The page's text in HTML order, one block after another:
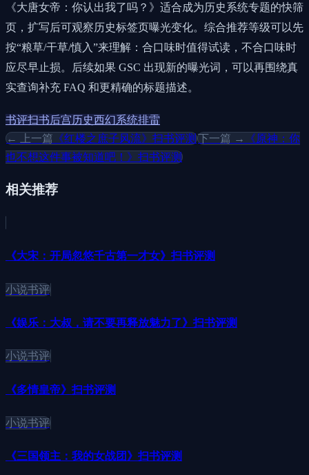
《大唐女帝：你认出我了吗？》适合成为历史系统专题的快筛
页，扩写后可观察历史标签页曝光变化。综合推荐等级可以先
按“粮草/干草/慎入”来理解：合口味时值得试读，不合口味时
应尽早止损。后续如果 GSC 出现新的曝光词，可以再围绕真
实查询补充 FAQ 和更精确的标题描述。
书评扫书后宫历史西幻系统排雷
← 上一篇 《红楼之庶子风流》扫书评测下一篇 →
《原神：你
也不想这件事被知道吧！》扫书评测
相关推荐
《大宋：开局忽悠千古第一才女》扫书评测
小说书评
《娱乐：大叔，请不要再释放魅力了》扫书评测
小说书评
《多情皇帝》扫书评测
小说书评
《三国领主：我的女战团》扫书评测